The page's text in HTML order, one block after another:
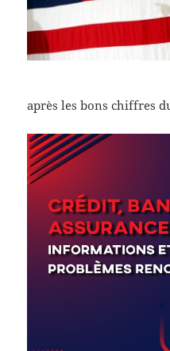
après les bons chiffres